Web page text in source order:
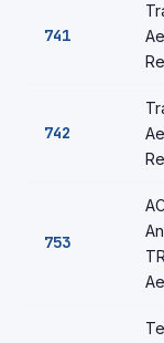
741
742
753